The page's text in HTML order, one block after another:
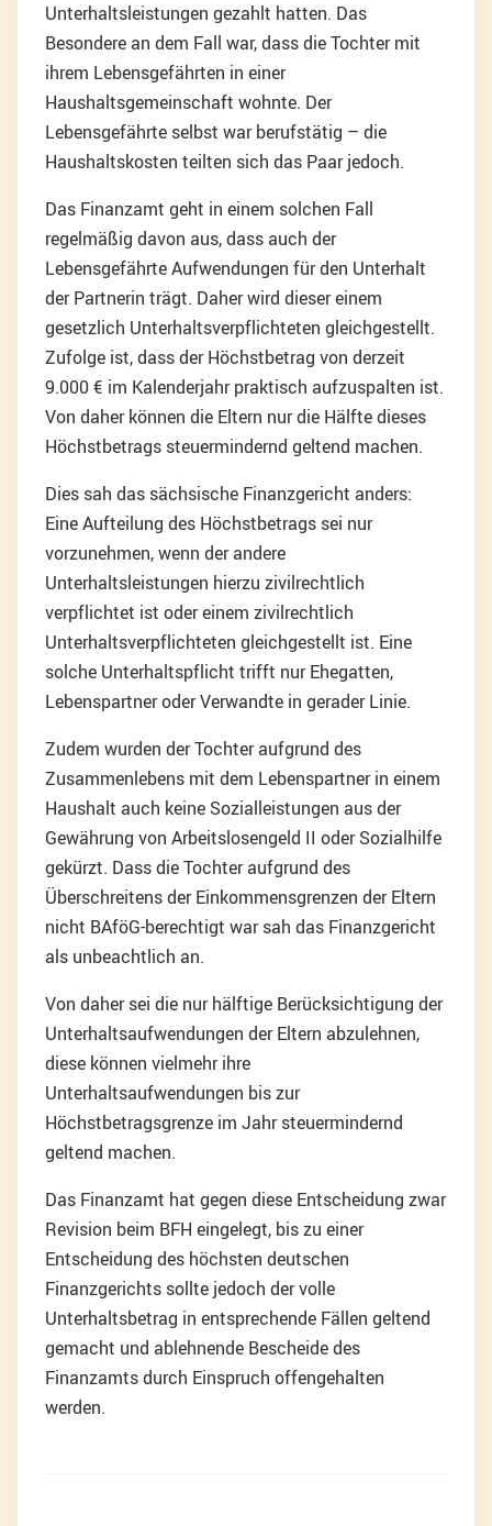
Unterhaltsleistungen gezahlt hatten. Das
Besondere an dem Fall war, dass die Tochter mit
ihrem Lebensgefährten in einer
Haushaltsgemeinschaft wohnte. Der
Lebensgefährte selbst war berufstätig – die
Haushaltskosten teilten sich das Paar jedoch.
Das Finanzamt geht in einem solchen Fall
regelmäßig davon aus, dass auch der
Lebensgefährte Aufwendungen für den Unterhalt
der Partnerin trägt. Daher wird dieser einem
gesetzlich Unterhaltsverpflichteten gleichgestellt.
Zufolge ist, dass der Höchstbetrag von derzeit
9.000 € im Kalenderjahr praktisch aufzuspalten ist.
Von daher können die Eltern nur die Hälfte dieses
Höchstbetrags steuermindernd geltend machen.
Dies sah das sächsische Finanzgericht anders:
Eine Aufteilung des Höchstbetrags sei nur
vorzunehmen, wenn der andere
Unterhaltsleistungen hierzu zivilrechtlich
verpflichtet ist oder einem zivilrechtlich
Unterhaltsverpflichteten gleichgestellt ist. Eine
solche Unterhaltspflicht trifft nur Ehegatten,
Lebenspartner oder Verwandte in gerader Linie.
Zudem wurden der Tochter aufgrund des
Zusammenlebens mit dem Lebenspartner in einem
Haushalt auch keine Sozialleistungen aus der
Gewährung von Arbeitslosengeld II oder Sozialhilfe
gekürzt. Dass die Tochter aufgrund des
Überschreitens der Einkommensgrenzen der Eltern
nicht BAföG-berechtigt war sah das Finanzgericht
als unbeachtlich an.
Von daher sei die nur hälftige Berücksichtigung der
Unterhaltsaufwendungen der Eltern abzulehnen,
diese können vielmehr ihre
Unterhaltsaufwendungen bis zur
Höchstbetragsgrenze im Jahr steuermindernd
geltend machen.
Das Finanzamt hat gegen diese Entscheidung zwar
Revision beim BFH eingelegt, bis zu einer
Entscheidung des höchsten deutschen
Finanzgerichts sollte jedoch der volle
Unterhaltsbetrag in entsprechende Fällen geltend
gemacht und ablehnende Bescheide des
Finanzamts durch Einspruch offengehalten
werden.